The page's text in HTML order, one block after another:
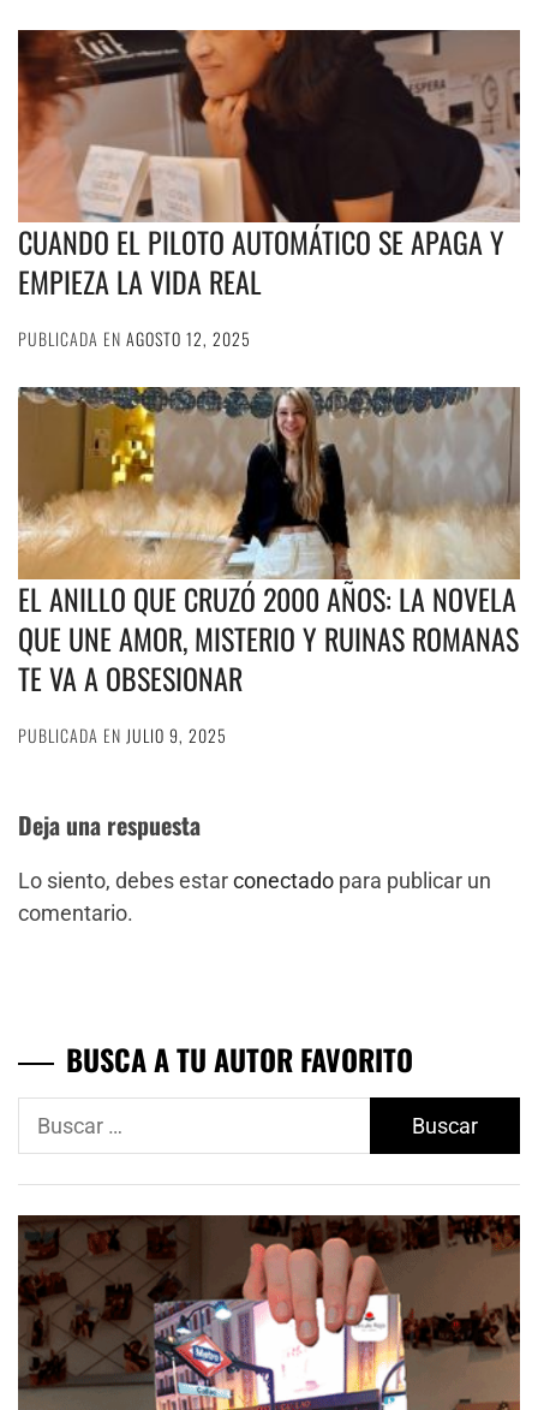
CUANDO EL PILOTO AUTOMÁTICO SE APAGA Y
EMPIEZA LA VIDA REAL
PUBLICADA EN AGOSTO 12, 2025
EL ANILLO QUE CRUZÓ 2000 AÑOS: LA NOVELA
QUE UNE AMOR, MISTERIO Y RUINAS ROMANAS
TE VA A OBSESIONAR
PUBLICADA EN JULIO 9, 2025
Deja una respuesta
Lo siento, debes estarconectado para publicar un
comentario.
BUSCA A TU AUTOR FAVORITO
Buscar: